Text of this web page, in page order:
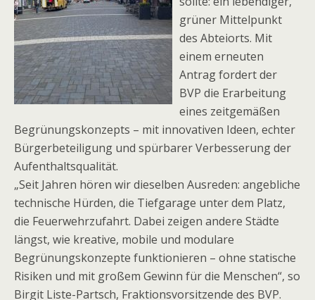
grüner Mittelpunkt
des Abteiorts. Mit
einem erneuten
Antrag fordert der
BVP die Erarbeitung
eines zeitgemäßen
Begrünungskonzepts – mit innovativen Ideen, echter
Bürgerbeteiligung und spürbarer Verbesserung der
Aufenthaltsqualität.
„Seit Jahren hören wir dieselben Ausreden: angebliche
technische Hürden, die Tiefgarage unter dem Platz,
die Feuerwehrzufahrt. Dabei zeigen andere Städte
längst, wie kreative, mobile und modulare
Begrünungskonzepte funktionieren – ohne statische
Risiken und mit großem Gewinn für die Menschen“, so
Birgit Liste-Partsch, Fraktionsvorsitzende des BVP.